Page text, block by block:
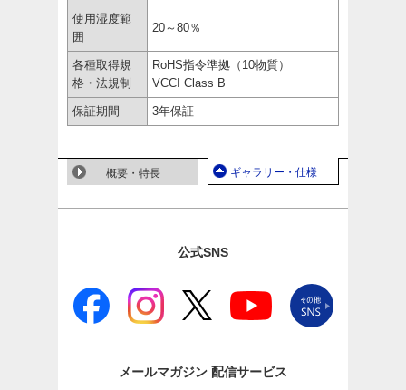
使用湿度範
囲
20～80％
各種取得規
格・法規制
RoHS指令準拠（10物質）
VCCI Class B
保証期間 3年保証
概要・特長 ギャラリー・仕様
公式SNS
メールマガジン 配信サービス